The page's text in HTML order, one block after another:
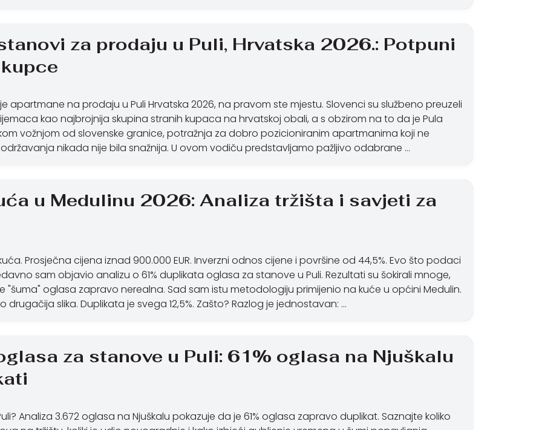
za prodaju u Puli, Hrvatska 2026.: Potpuni
apartmane na prodaju u Puli Hrvatska 2026, na pravom ste mjestu. Slovenci su službeno preuzeli
kao najbrojnija skupina stranih kupaca na hrvatskoj obali, a s obzirom na to da je Pula
vožnjom od slovenske granice, potražnja za dobro pozicioniranim apartmanima koji ne
nikada nije bila snažnija. U ovom vodiču predstavljamo pažljivo odabrane …
u Medulinu 2026: Analiza tržišta i savjeti za
Prosječna cijena iznad 900.000 EUR. Inverzni odnos cijene i površine od 44,5%. Evo što podaci
sam objavio analizu o 61% duplikata oglasa za stanove u Puli. Rezultati su šokirali mnoge,
"šuma" oglasa zapravo nerealna. Sad sam istu metodologiju primijenio na kuće u općini Medulin.
drugačija slika. Duplikata je svega 12,5%. Zašto? Razlog je jednostavan: …
za stanove u Puli: 61% oglasa na Njuškalu
Analiza 3.672 oglasa na Njuškalu pokazuje da je 61% oglasa zapravo duplikat. Saznajte koliko